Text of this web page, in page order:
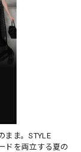
まま。STYLE
ドを両立する夏の